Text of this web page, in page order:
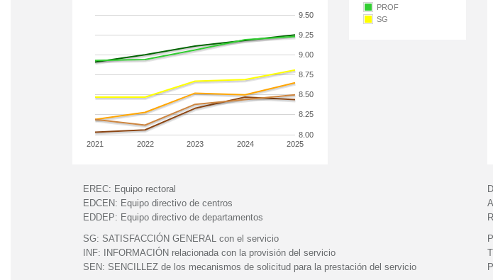
2021 2022 2023 2024 2025
8.00
8.25
8.50
8.75
9.00
9.25
9.50
PROF
SG
EREC: Equipo rectoral
EDCEN: Equipo directivo de centros
EDDEP: Equipo directivo de departamentos
SG: SATISFACCIÓN GENERAL con el servicio
INF:
INFORMACIÓN relacionada con la provisión del servicio
SEN: SENCILLEZ de los mecanismos de solicitud para la prestación del servicio